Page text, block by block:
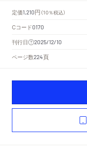
定価1,210円 （10％税込）
Cコード0170
刊行日 2025/12/10
ページ数224頁